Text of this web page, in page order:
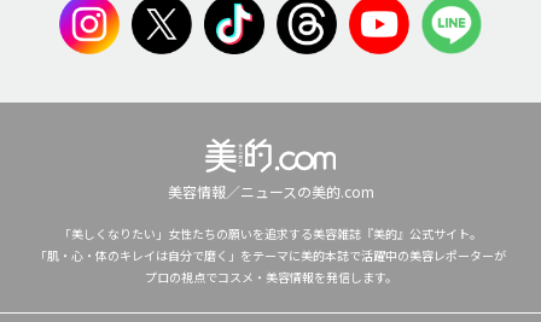
美容情報／ニュースの美的.com
「美しくなりたい」女性たちの願いを追求する美容雑誌『美的』公式サイト。
「肌・心・体のキレイは自分で磨く」をテーマに美的本誌で活躍中の美容レポーターが
プロの視点でコスメ・美容情報を発信します。